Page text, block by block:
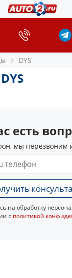
DYS
есть
мы перезвоним
на обработку
с политикой